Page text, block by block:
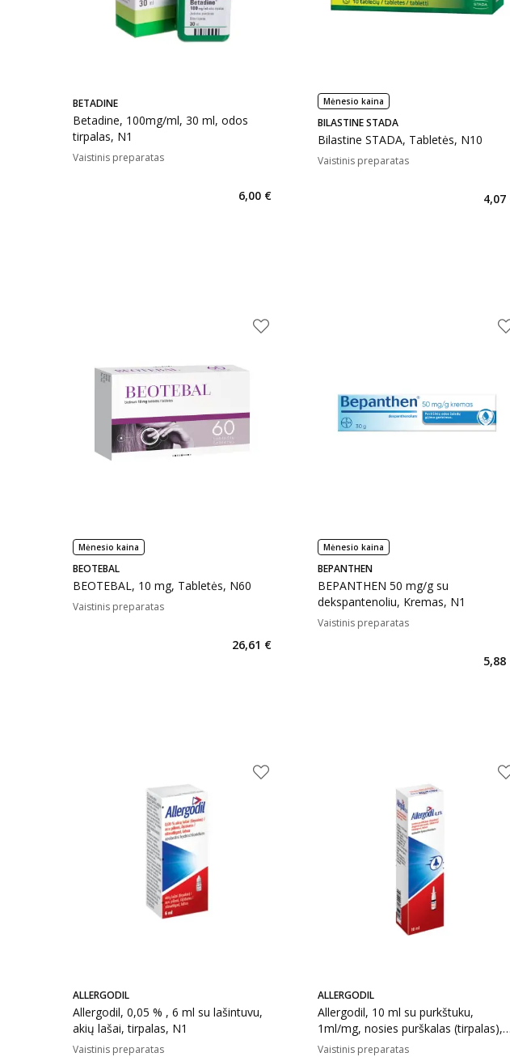
BETADINE
Betadine, 100mg/ml, 30 ml, odos
tirpalas, N1
Vaistinis preparatas
6,00 €
Mėnesio kaina
BILASTINE STADA
Bilastine STADA, Tabletės, N10
Vaistinis preparatas
4,07
Mėnesio kaina
BEOTEBAL
BEOTEBAL, 10 mg, Tabletės, N60
Vaistinis preparatas
26,61 €
Mėnesio kaina
BEPANTHEN
BEPANTHEN 50 mg/g su
dekspantenoliu, Kremas, N1
Vaistinis preparatas
5,88
ALLERGODIL
Allergodil, 0,05 % , 6 ml su lašintuvu,
akių lašai, tirpalas, N1
Vaistinis preparatas
ALLERGODIL
Allergodil, 10 ml su purkštuku,
1ml/mg, nosies purškalas (tirpalas),
N1
Vaistinis preparatas